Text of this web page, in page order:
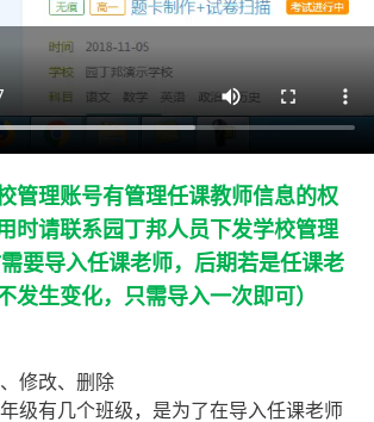
管理账号有管理任课教师信息的权
时请联系园丁邦人员下发学校管理
要导入任课老师，后期若是任课老
发生变化，只需导入一次即可）
修改、删除
级有几个班级，是为了在导入任课老师